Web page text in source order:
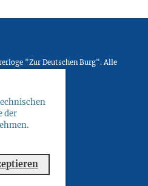
der
"Zur Deutschen Burg". Alle